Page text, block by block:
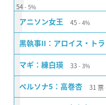
54 5%
アニソン女王 45 4%
黒執事II：アロイス・トラ
マギ：練白瑛 33 3%
ペルソナ5：高巻杏 31 票